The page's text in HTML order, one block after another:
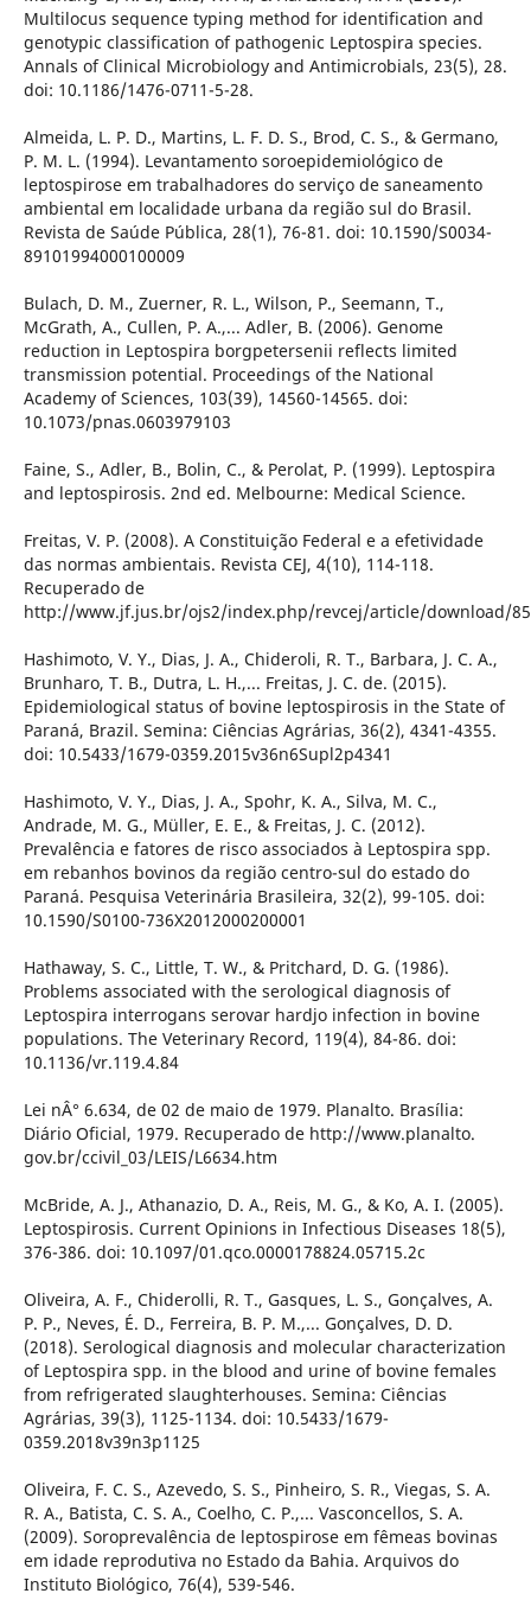
Multilocus sequence typing method for identification and
genotypic classification of pathogenic Leptospira species.
Annals of Clinical Microbiology and Antimicrobials, 23(5), 28.
doi: 10.1186/1476-0711-5-28.
Almeida, L. P. D., Martins, L. F. D. S., Brod, C. S., & Germano,
P. M. L. (1994). Levantamento soroepidemiológico de
leptospirose em trabalhadores do serviço de saneamento
ambiental em localidade urbana da região sul do Brasil.
Revista de Saúde Pública, 28(1), 76-81. doi: 10.1590/S0034-
89101994000100009
Bulach, D. M., Zuerner, R. L., Wilson, P., Seemann, T.,
McGrath, A., Cullen, P. A.,... Adler, B. (2006). Genome
reduction in Leptospira borgpetersenii reflects limited
transmission potential. Proceedings of the National
Academy of Sciences, 103(39), 14560-14565. doi:
10.1073/pnas.0603979103
Faine, S., Adler, B., Bolin, C., & Perolat, P. (1999). Leptospira
and leptospirosis. 2nd ed. Melbourne: Medical Science.
Freitas, V. P. (2008). A Constituição Federal e a efetividade
das normas ambientais. Revista CEJ, 4(10), 114-118.
Recuperado de
http://www.jf.jus.br/ojs2/index.php/revcej/article/download/
Hashimoto, V. Y., Dias, J. A., Chideroli, R. T., Barbara, J. C. A.,
Brunharo, T. B., Dutra, L. H.,... Freitas, J. C. de. (2015).
Epidemiological status of bovine leptospirosis in the State of
Paraná, Brazil. Semina: Ciências Agrárias, 36(2), 4341-4355.
doi: 10.5433/1679-0359.2015v36n6Supl2p4341
Hashimoto, V. Y., Dias, J. A., Spohr, K. A., Silva, M. C.,
Andrade, M. G., Müller, E. E., & Freitas, J. C. (2012).
Prevalência e fatores de risco associados à Leptospira spp.
em rebanhos bovinos da região centro-sul do estado do
Paraná. Pesquisa Veterinária Brasileira, 32(2), 99-105. doi:
10.1590/S0100-736X2012000200001
Hathaway, S. C., Little, T. W., & Pritchard, D. G. (1986).
Problems associated with the serological diagnosis of
Leptospira interrogans serovar hardjo infection in bovine
populations. The Veterinary Record, 119(4), 84-86. doi:
10.1136/vr.119.4.84
Lei nÂ° 6.634, de 02 de maio de 1979. Planalto. Brasília:
Diário Oficial, 1979. Recuperado de http://www.planalto.
gov.br/ccivil_03/LEIS/L6634.htm
McBride, A. J., Athanazio, D. A., Reis, M. G., & Ko, A. I. (2005).
Leptospirosis. Current Opinions in Infectious Diseases 18(5),
376-386. doi: 10.1097/01.qco.0000178824.05715.2c
Oliveira, A. F., Chiderolli, R. T., Gasques, L. S., Gonçalves, A.
P. P., Neves, É. D., Ferreira, B. P. M.,... Gonçalves, D. D.
(2018). Serological diagnosis and molecular characterization
of Leptospira spp. in the blood and urine of bovine females
from refrigerated slaughterhouses. Semina: Ciências
Agrárias, 39(3), 1125-1134. doi: 10.5433/1679-
0359.2018v39n3p1125
Oliveira, F. C. S., Azevedo, S. S., Pinheiro, S. R., Viegas, S. A.
R. A., Batista, C. S. A., Coelho, C. P.,... Vasconcellos, S. A.
(2009). Soroprevalência de leptospirose em fêmeas bovinas
em idade reprodutiva no Estado da Bahia. Arquivos do
Instituto Biológico, 76(4), 539-546.